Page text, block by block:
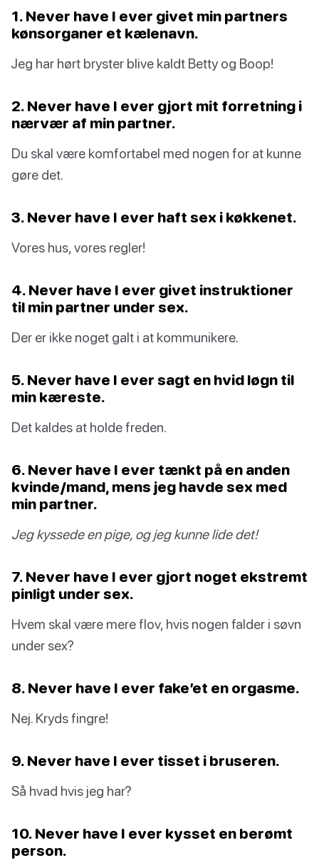
1. Never have I ever givet min partners
kønsorganer et kælenavn.
Jeg har hørt bryster blive kaldt Betty og Boop!
2. Never have I ever gjort mit forretning i
nærvær af min partner.
Du skal være komfortabel med nogen for at kunne
gøre det.
3. Never have I ever haft sex i køkkenet.
Vores hus, vores regler!
4. Never have I ever givet instruktioner
til min partner under sex.
Der er ikke noget galt i at kommunikere.
5. Never have I ever sagt en hvid løgn til
min kæreste.
Det kaldes at holde freden.
6. Never have I ever tænkt på en anden
kvinde/mand, mens jeg havde sex med
min partner.
Jeg kyssede en pige, og jeg kunne lide det!
7. Never have I ever gjort noget ekstremt
pinligt under sex.
Hvem skal være mere flov, hvis nogen falder i søvn
under sex?
8. Never have I ever fake’et en orgasme.
Nej. Kryds fingre!
9. Never have I ever tisset i bruseren.
Så hvad hvis jeg har?
10. Never have I ever kysset en berømt
person.